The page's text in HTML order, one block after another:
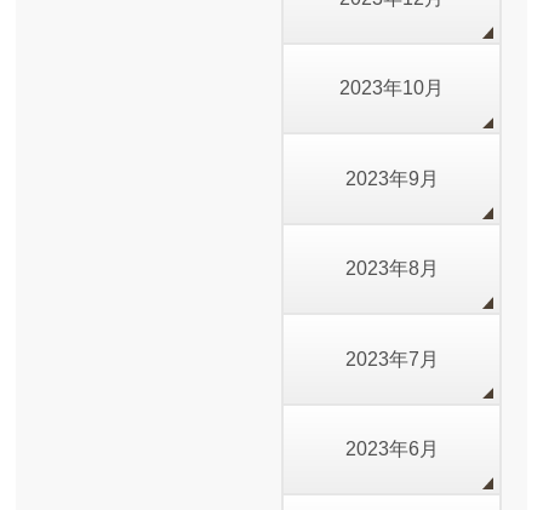
2023年10月
2023年9月
2023年8月
2023年7月
2023年6月